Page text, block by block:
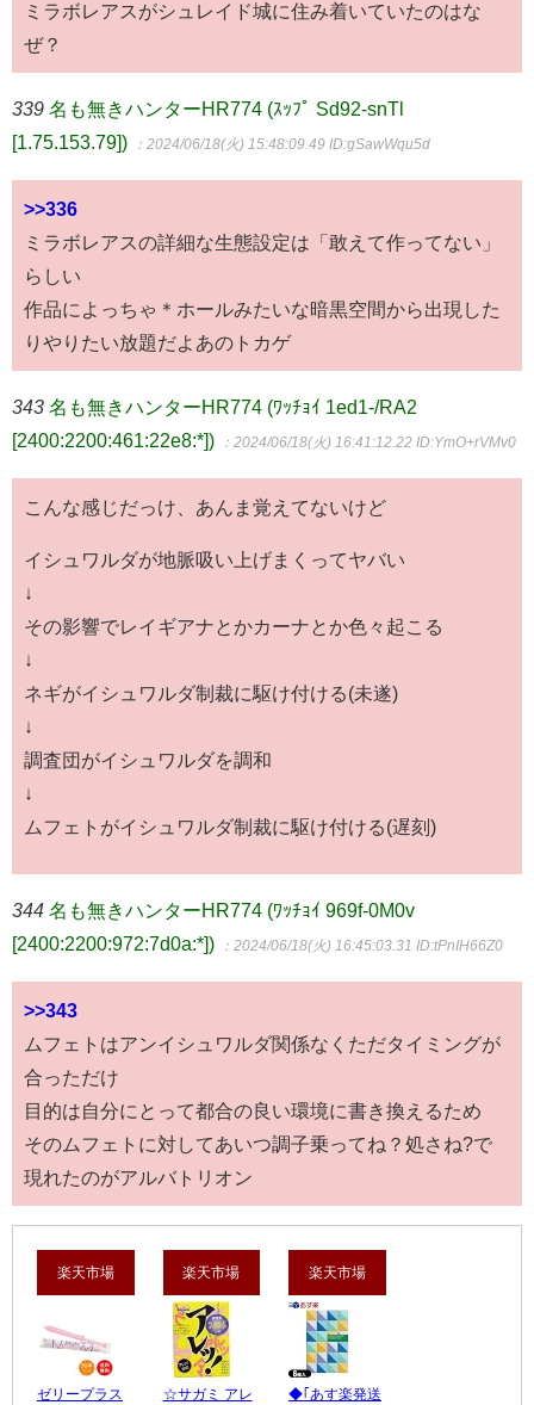
ミラボレアスがシュレイド城に住み着いていたのはな
ぜ？
339 名も無きハンターHR774 (ｽｯﾌﾟ Sd92-snTl
[1.75.153.79])
：2024/06/18(火) 15:48:09.49 ID:gSawWqu5d
>>336
ミラボレアスの詳細な生態設定は「敢えて作ってない」
らしい
作品によっちゃ＊ホールみたいな暗黒空間から出現した
りやりたい放題だよあのトカゲ
343 名も無きハンターHR774 (ﾜｯﾁｮｲ 1ed1-/RA2
[2400:2200:461:22e8:*])
：2024/06/18(火) 16:41:12.22 ID:YmO+rVMv0
こんな感じだっけ、あんま覚えてないけど
イシュワルダが地脈吸い上げまくってヤバい
↓
その影響でレイギアナとかカーナとか色々起こる
↓
ネギがイシュワルダ制裁に駆け付ける(未遂)
↓
調査団がイシュワルダを調和
↓
ムフェトがイシュワルダ制裁に駆け付ける(遅刻)
344 名も無きハンターHR774 (ﾜｯﾁｮｲ 969f-0M0v
[2400:2200:972:7d0a:*])
：2024/06/18(火) 16:45:03.31 ID:tPnIH66Z0
>>343
ムフェトはアンイシュワルダ関係なくただタイミングが
合っただけ
目的は自分にとって都合の良い環境に書き換えるため
そのムフェトに対してあいつ調子乗ってね？処さね?で
現れたのがアルバトリオン
楽天市場
ゼリープラス
楽天市場
☆サガミ アレ
楽天市場
◆｢あす楽発送